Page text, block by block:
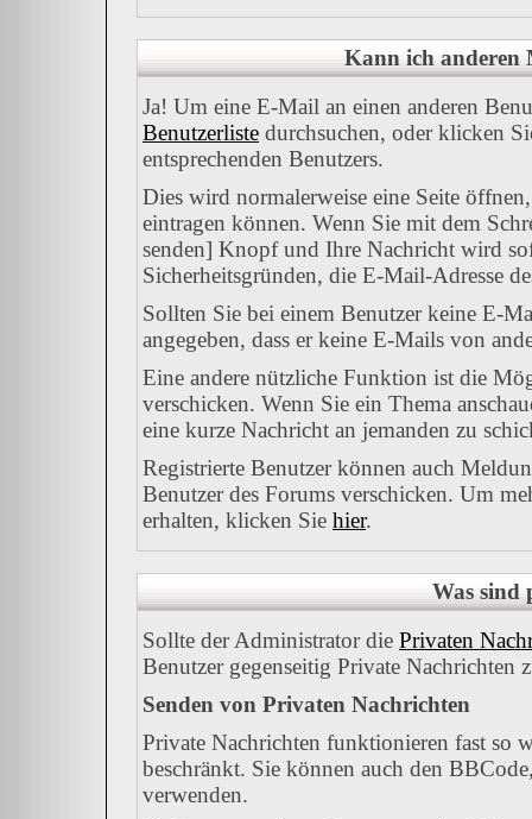
Kann ich anderen
Ja! Um eine E-Mail an einen anderen
Benutzerliste durchsuchen, oder klicken
entsprechenden Benutzers.
Dies wird normalerweise eine Seite
eintragen können. Wenn Sie mit dem
senden] Knopf und Ihre Nachricht wird
Sicherheitsgründen, die E-Mail-Adresse
Sollten Sie bei einem Benutzer keine E-
angegeben, dass er keine E-Mails von
Eine andere nützliche Funktion ist die
verschicken. Wenn Sie ein Thema
eine kurze Nachricht an jemanden zu
Registrierte Benutzer können auch
Benutzer des Forums verschicken. Um
erhalten, klicken Sie hier.
Was sind
Sollte der Administrator die Privaten
Benutzer gegenseitig Private Nachrichten
Senden von Privaten Nachrichten
Private Nachrichten funktionieren fast so
beschränkt. Sie können auch den
verwenden.